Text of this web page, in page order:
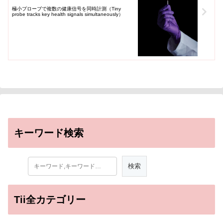
極小プローブで複数の健康信号を同時計測（Tiny
probe tracks key health signals simultaneously）
キーワード検索
Tii全カテゴリー